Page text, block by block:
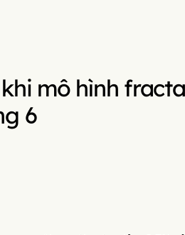
mô hình
6